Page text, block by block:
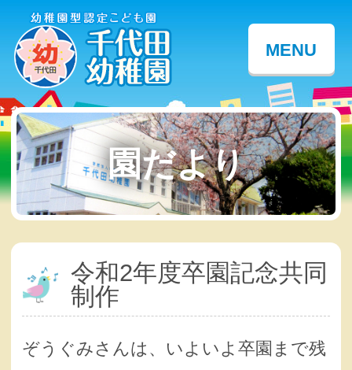
MENU
園だより
令和2年度卒園記念共同
制作
ぞうぐみさんは、いよいよ卒園まで残